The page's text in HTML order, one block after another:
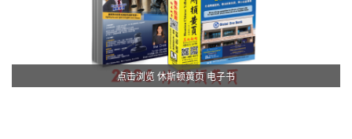
点击浏览 休斯顿黄页 电子书